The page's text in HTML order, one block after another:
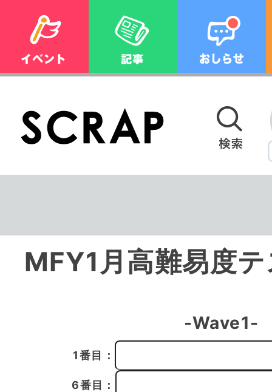
MFY1月高難易度
-Wave1-
1番目：
6番目：